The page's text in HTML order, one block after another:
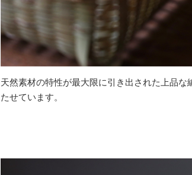
天然素材の特性が最大限に引き出された上品
たせています。